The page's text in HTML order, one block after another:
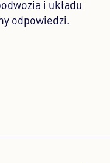
i układu
odpowiedzi.